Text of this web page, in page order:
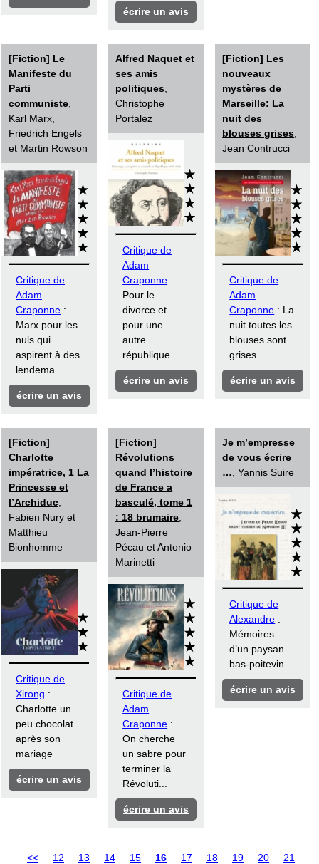
écrire un avis
[Fiction] Le
Manifeste du
Parti
communiste
Karl Marx,
Friedrich Engels
et Martin Rowson
Critique de
Adam
Craponne :
Marx pour les
nuls qui
aspirent à des
lendema...
écrire un avis
Alfred Naquet et
ses amis
politiques
Christophe
Portalez
Critique de
Adam
Craponne :
Pour le
divorce et
pour une
autre
république ...
écrire un avis
[Fiction] Les
nouveaux
mystères de
Marseille: La
nuit des
blouses grises
Jean Contrucci
Critique de
Adam
Craponne : La
nuit toutes les
blouses sont
grises
écrire un avis
[Fiction]
Charlotte
impératrice, 1 La
Princesse et
l’Archiduc
Fabien Nury et
Matthieu
Bionhomme
Critique de
Xirong :
Charlotte un
peu chocolat
après son
mariage
écrire un avis
[Fiction]
Révolutions
quand l’histoire
de France a
basculé, tome 1
: 18 brumaire
Jean-Pierre
Pécau et Antonio
Marinetti
Critique de
Adam
Craponne :
On cherche
un sabre pour
terminer la
Révoluti...
écrire un avis
Je m’empresse
de vous écrire
… , Yannis Suire
Critique de
Alexandre :
Mémoires
d’un paysan
bas-poitevin
écrire un avis
<< 12 13 14 15 16 17 18 19 20
21